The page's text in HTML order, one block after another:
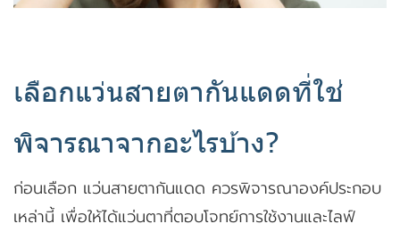
เลือกแว่นสายตากันแดดที่ใช่
พิจารณาจากอะไรบ้าง?
ก่อนเลือก แว่นสายตากันแดด ควรพิจารณาองค์ประกอบ
เหล่านี้ เพื่อให้ได้แว่นตาที่ตอบโจทย์การใช้งานและไลฟ์